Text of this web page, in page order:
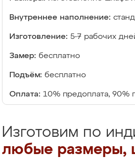
Внутреннее наполнение:
Изготовление: 5-7 рабочих
Замер: бесплатно
Подъём: бесплатно
Оплата: 10% предоплата, 90%
Изготовим по
любые размеры,